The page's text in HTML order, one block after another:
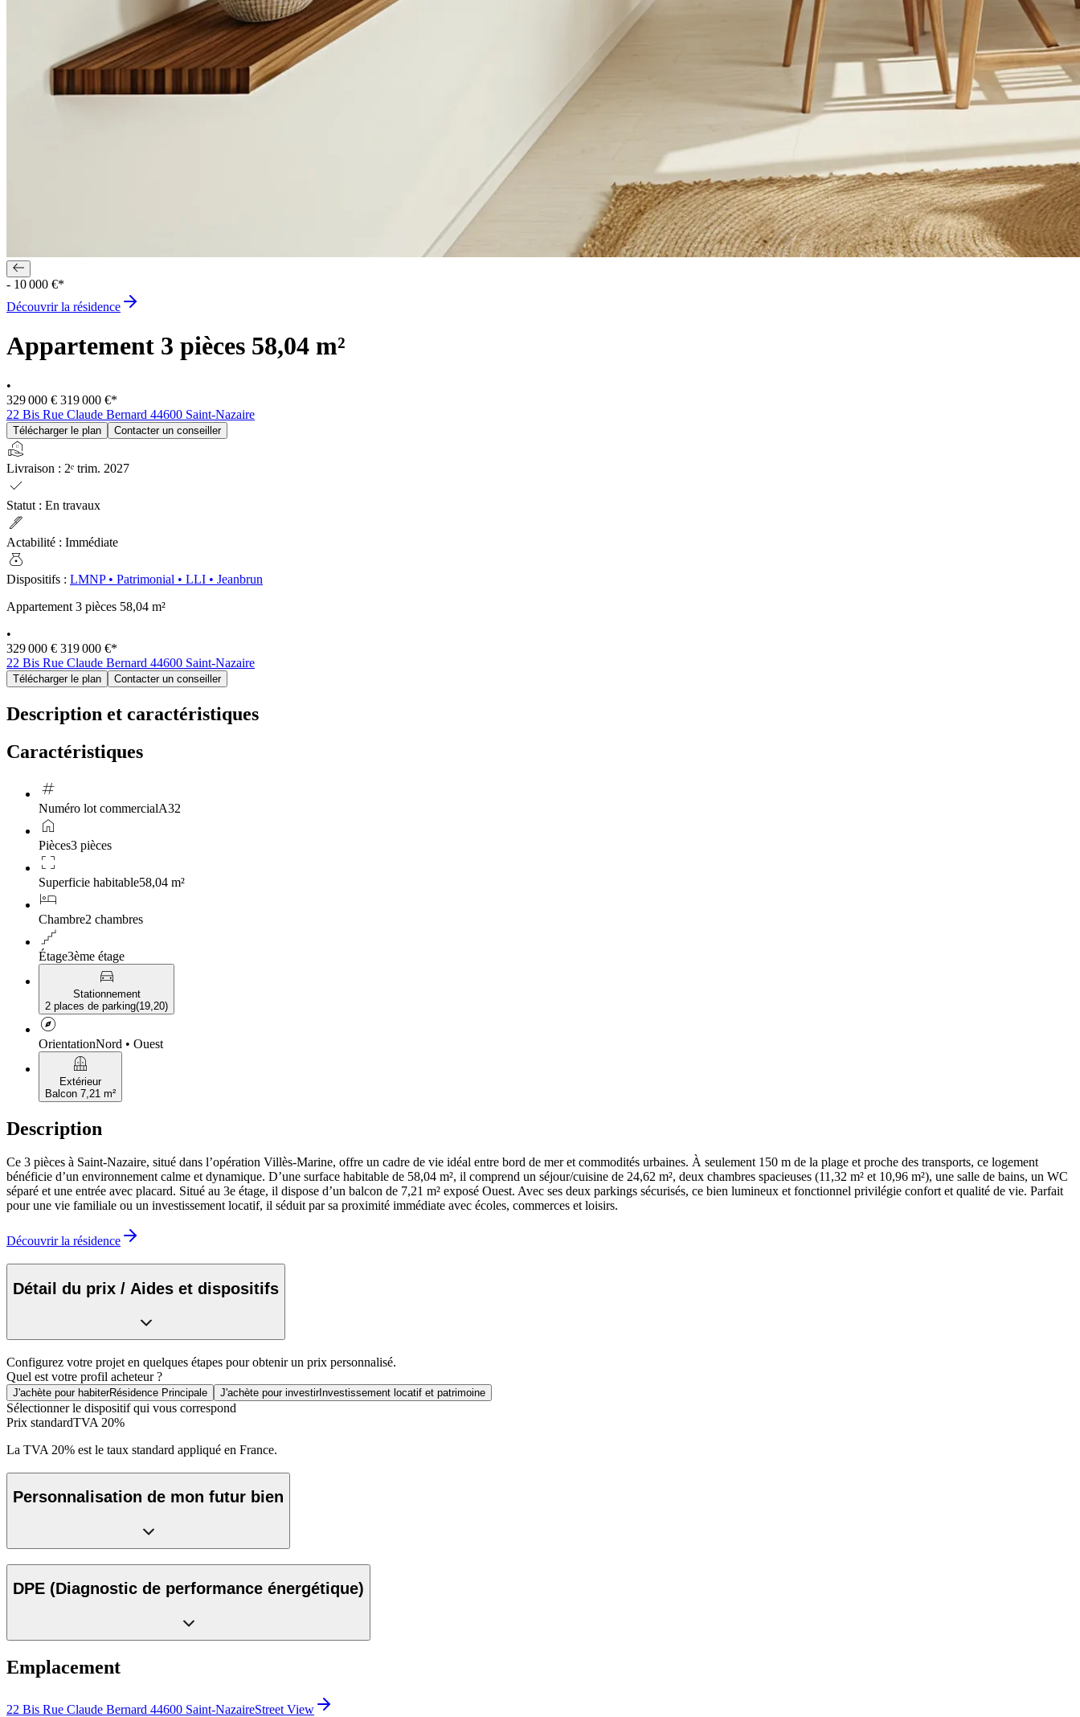
- 10 000 €*
Découvrir la résidence
Appartement 3 pièces 58,04 m²
•
329 000 € 319 000 €*
22 Bis Rue Claude Bernard 44600 Saint-Nazaire
Télécharger le plan Contacter un conseiller
real_estate_agent
Livraison : 2ᵉ trim. 2027
check
Statut : En travaux
ink_pen
Actabilité : Immédiate
money_bag
Dispositifs : LMNP• Patrimonial • LLI • Jeanbrun
Appartement 3 pièces 58,04 m²
•
329 000 € 319 000 €*
22 Bis Rue Claude Bernard 44600 Saint-Nazaire
Télécharger le plan Contacter un conseiller
Description et caractéristiques
Caractéristiques
tag
Numéro lot commercialA32
home
Pièces3 pièces
crop_free
Superficie habitable58,04 m²
hotel
Chambre2 chambres
floor
Étage3ème étage
directions_car
Stationnement
2 places de parking(19,20)
explore
OrientationNord • Ouest
balcony
Extérieur
Balcon 7,21 m²
Description
Ce 3 pièces à Saint-Nazaire, situé dans l’opération Villès-Marine, offre un cadre de vie idéal entre bord de mer et commodités urbaines. À seulement 150 m de la plage et proche des transports, ce logement
bénéficie d’un environnement calme et dynamique. D’une surface habitable de 58,04 m², il comprend un séjour/cuisine de 24,62 m², deux chambres spacieuses (11,32 m² et 10,96 m²), une salle de bains, un WC
séparé et une entrée avec placard. Situé au 3e étage, il dispose d’un balcon de 7,21 m² exposé Ouest. Avec ses deux parkings sécurisés, ce bien lumineux et fonctionnel privilégie confort et qualité de vie. Parfait
pour une vie familiale ou un investissement locatif, il séduit par sa proximité immédiate avec écoles, commerces et loisirs.
Découvrir la résidence
Détail du prix / Aides et dispositifs
Configurez votre projet en quelques étapes pour obtenir un prix personnalisé.
Quel est votre profil acheteur ?
J'achète pour habiterRésidence Principale J'achète pour investirInvestissement locatif et patrimoine
Sélectionner le dispositif qui vous correspond
Prix standardTVA 20%
La TVA 20% est le taux standard appliqué en France.
Personnalisation de mon futur bien
DPE (Diagnostic de performance énergétique)
Emplacement
22 Bis Rue Claude Bernard 44600 Saint-NazaireStreet View